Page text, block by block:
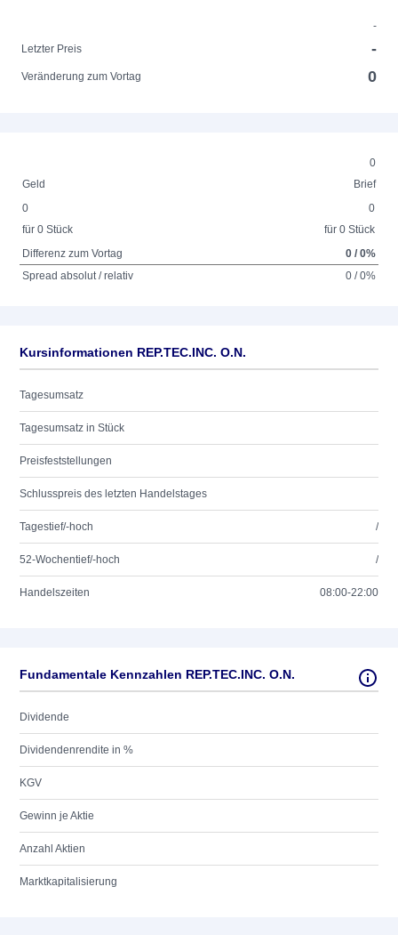
-
Letzter Preis
-
Veränderung zum Vortag 0
0
Geld
Brief
0
für 0 Stück
0
für 0 Stück
Differenz zum Vortag
0 / 0%
Spread absolut / relativ
0 / 0%
Kursinformationen REP.TEC.INC. O.N.
Tagesumsatz
Tagesumsatz in Stück
Preisfeststellungen
Schlusspreis des letzten Handelstages
Tagestief/-hoch /
52-Wochentief/-hoch /
Handelszeiten 08:00-22:00
Fundamentale Kennzahlen REP.TEC.INC. O.N.
Dividende
Dividendenrendite in %
KGV
Gewinn je Aktie
Anzahl Aktien
Marktkapitalisierung